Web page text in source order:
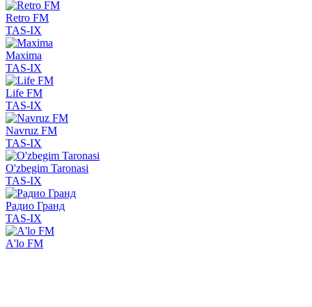
Retro FM
TAS-IX
Maxima
TAS-IX
Life FM
TAS-IX
Navruz FM
TAS-IX
O'zbegim Taronasi
TAS-IX
Радио Гранд
TAS-IX
A'lo FM